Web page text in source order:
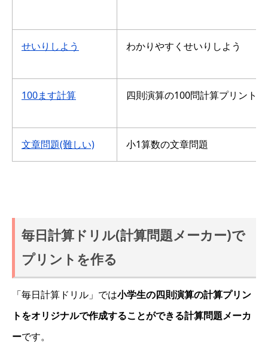
せいりしよう わかりやすくせいりしよう
100ます計算 四則演算の100問計算プリント
文章問題(難しい) 小1算数の文章問題
毎日計算ドリル(計算問題メーカー)で
プリントを作る
「毎日計算ドリル」では小学生の四則演算の計算プリン
トをオリジナルで作成することができる計算問題メーカ
ーです。